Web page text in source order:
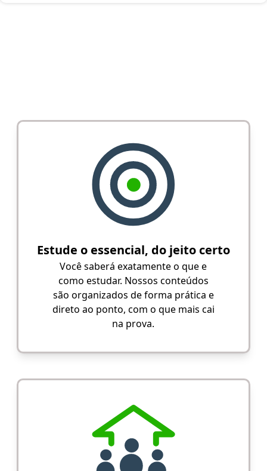
Estude o essencial, do jeito certo
Você saberá exatamente o que e
como estudar. Nossos conteúdos
são organizados de forma prática e
direto ao ponto, com o que mais cai
na prova.